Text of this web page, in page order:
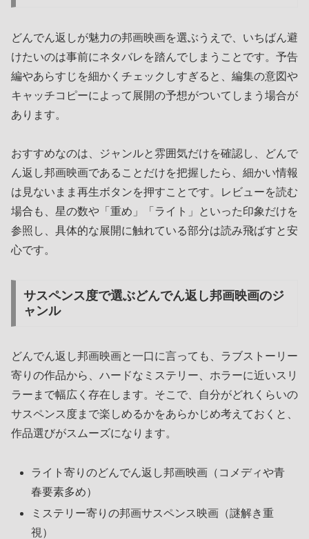
どんでん返しが魅力の邦画映画を選ぶうえで、いちばん避
けたいのは事前にネタバレを踏んでしまうことです。予告
編やあらすじを細かくチェックしすぎると、編集の意図や
キャッチコピーによって展開の予想がついてしまう場合が
あります。
おすすめなのは、ジャンルと雰囲気だけを確認し、どんで
ん返し邦画映画であることだけを把握したら、細かい情報
は見ないまま再生ボタンを押すことです。レビューを読む
場合も、星の数や「重め」「ライト」といった印象だけを
参照し、具体的な展開に触れている部分は読み飛ばすと安
心です。
サスペンス度で選ぶどんでん返し邦画映画のジ
ャンル
どんでん返し邦画映画と一口に言っても、ラブストーリー
寄りの作品から、ハードなミステリー、ホラーに近いスリ
ラーまで幅広く存在します。そこで、自分がどれくらいの
サスペンス度まで楽しめるかをあらかじめ考えておくと、
作品選びがスムーズになります。
ライト寄りのどんでん返し邦画映画（コメディや青
春要素多め）
ミステリー寄りの邦画サスペンス映画（謎解き重
視）